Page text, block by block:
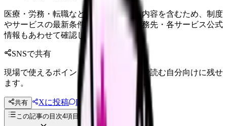
医療・労務・転職など判断に影響する内容を含むため、制度
やサービスの最新条件は公的機関・勤務先・各サービス公式
情報もあわせて確認してください。
SNSで共有
現場で使えるポイントを、同僚やあとで読む自分向けに残せ
ます。
共有 Xに投稿 LINE
投稿文コピー
この記事の目次4項目